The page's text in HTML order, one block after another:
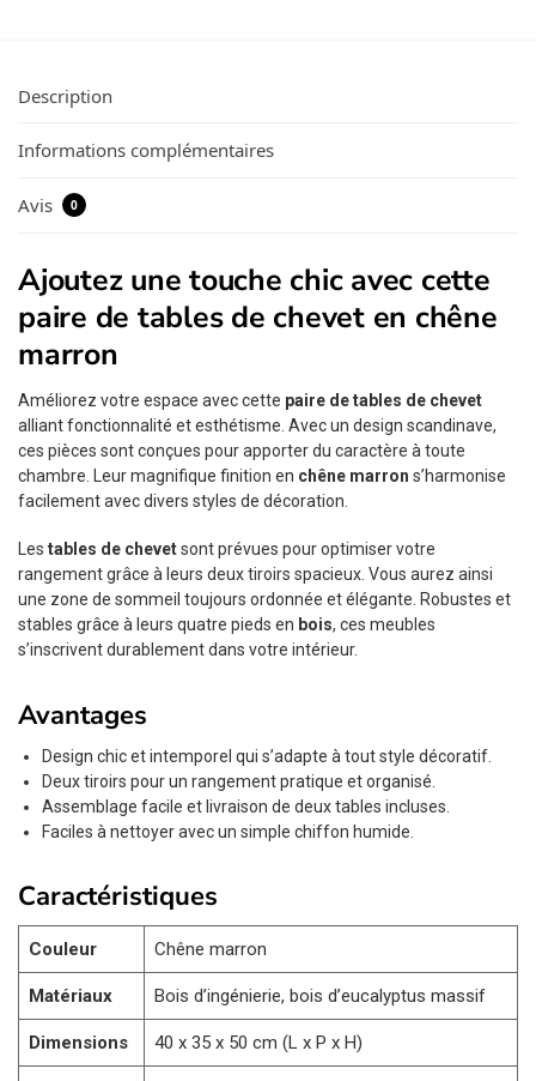
Description
Informations complémentaires
Avis 0
Ajoutez une touche chic avec cette
paire de tables de chevet en chêne
marron
Améliorez votre espace avec cette paire de tables de chevet
alliant fonctionnalité et esthétisme. Avec un design scandinave,
ces pièces sont conçues pour apporter du caractère à toute
chambre. Leur magnifique finition en chêne marron s’harmonise
facilement avec divers styles de décoration.
Les tables de chevetsont prévues pour optimiser votre
rangement grâce à leurs deux tiroirs spacieux. Vous aurez ainsi
une zone de sommeil toujours ordonnée et élégante. Robustes et
stables grâce à leurs quatre pieds en bois, ces meubles
s’inscrivent durablement dans votre intérieur.
Avantages
Design chic et intemporel qui s’adapte à tout style décoratif.
Deux tiroirs pour un rangement pratique et organisé.
Assemblage facile et livraison de deux tables incluses.
Faciles à nettoyer avec un simple chiffon humide.
Caractéristiques
Couleur Chêne marron
Matériaux Bois d’ingénierie, bois d’eucalyptus massif
Dimensions 40 x 35 x 50 cm (L x P x H)